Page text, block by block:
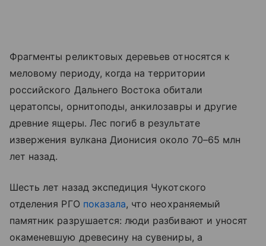
Фрагменты реликтовых деревьев относятся к
меловому периоду, когда на территории
российского Дальнего Востока обитали
цератопсы, орнитоподы, анкилозавры и другие
древние ящеры. Лес погиб в результате
извержения вулкана Дионисия около 70–65 млн
лет назад.
Шесть лет назад экспедиция Чукотского
отделения РГО показала, что неохраняемый
памятник разрушается: люди разбивают и уносят
окаменевшую древесину на сувениры, а